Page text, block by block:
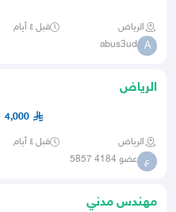
الرياض قبل ٤ أيام
A
abus3ud
الرياض
4,000
الرياض قبل ٤ أيام
ع عضو 4184 5857
مهندس مدني